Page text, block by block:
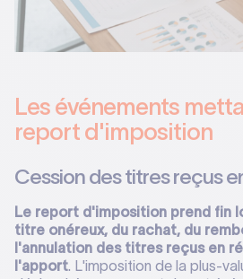
Les événements
report d'imposition
Cession des titres reçus
Le report d'imposition prend fin
titre onéreux, du rachat, du
l'annulation des titres reçus en
l'apport. L'imposition de la plus-